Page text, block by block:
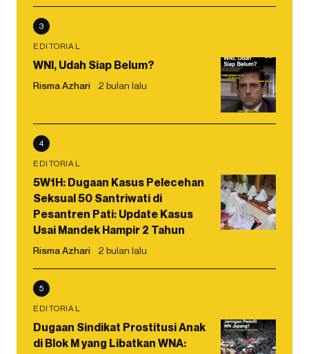
3
EDITORIAL
WNI, Udah Siap Belum?
Risma Azhari 2 bulan lalu
4
EDITORIAL
5W1H: Dugaan Kasus Pelecehan
Seksual 50 Santriwati di
Pesantren Pati: Update Kasus
Usai Mandek Hampir 2 Tahun
Risma Azhari 2 bulan lalu
5
EDITORIAL
Dugaan Sindikat Prostitusi Anak
di Blok M yang Libatkan WNA: